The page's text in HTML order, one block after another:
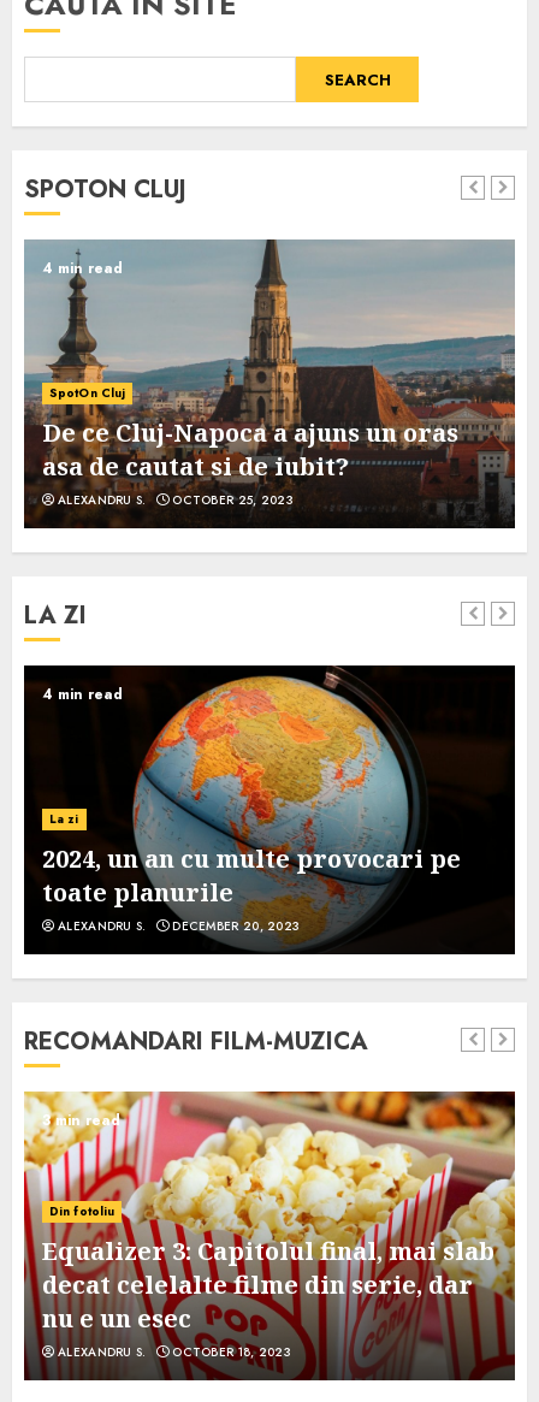
SEARCH
SPOTON CLUJ
4 min read
SpotOn Cluj
De ce Cluj-Napoca a ajuns un oras
asa de cautat si de iubit?
ALEXANDRU S. OCTOBER 25, 2023
LA ZI
4 min read
La zi
2024, un an cu multe provocari pe
toate planurile
ALEXANDRU S. DECEMBER 20, 2023
RECOMANDARI FILM-MUZICA
3 min read
Din fotoliu
Equalizer 3: Capitolul final, mai slab
decat celelalte filme din serie, dar
nu e un esec
ALEXANDRU S. OCTOBER 18, 2023